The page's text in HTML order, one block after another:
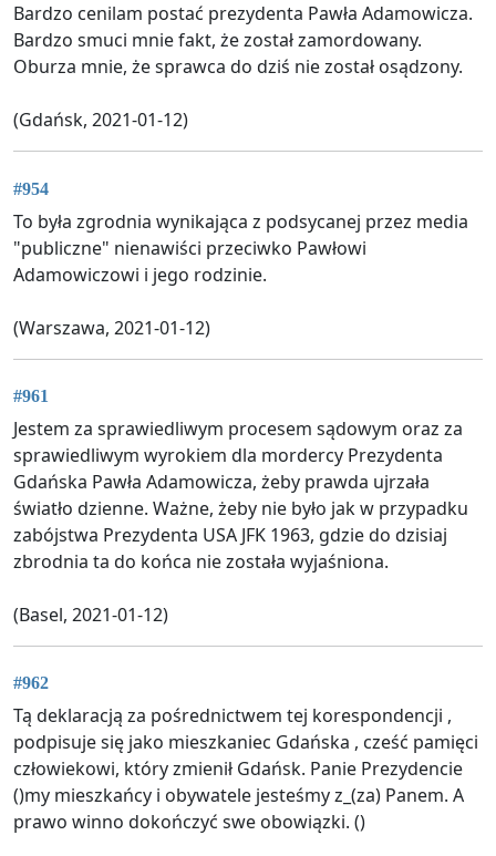
Bardzo cenilam postać prezydenta Pawła Adamowicza.
Bardzo smuci mnie fakt, że został zamordowany.
Oburza mnie, że sprawca do dziś nie został osądzony.
(Gdańsk, 2021-01-12)
#954
To była zgrodnia wynikająca z podsycanej przez media
"publiczne" nienawiści przeciwko Pawłowi
Adamowiczowi i jego rodzinie.
(Warszawa, 2021-01-12)
#961
Jestem za sprawiedliwym procesem sądowym oraz za
sprawiedliwym wyrokiem dla mordercy Prezydenta
Gdańska Pawła Adamowicza, żeby prawda ujrzała
światło dzienne. Ważne, żeby nie było jak w przypadku
zabójstwa Prezydenta USA JFK 1963, gdzie do dzisiaj
zbrodnia ta do końca nie została wyjaśniona.
(Basel, 2021-01-12)
#962
Tą deklaracją za pośrednictwem tej korespondencji ,
podpisuje się jako mieszkaniec Gdańska , cześć pamięci
człowiekowi, który zmienił Gdańsk. Panie Prezydencie
()my mieszkańcy i obywatele jesteśmy z_(za) Panem. A
prawo winno dokończyć swe obowiązki. ()